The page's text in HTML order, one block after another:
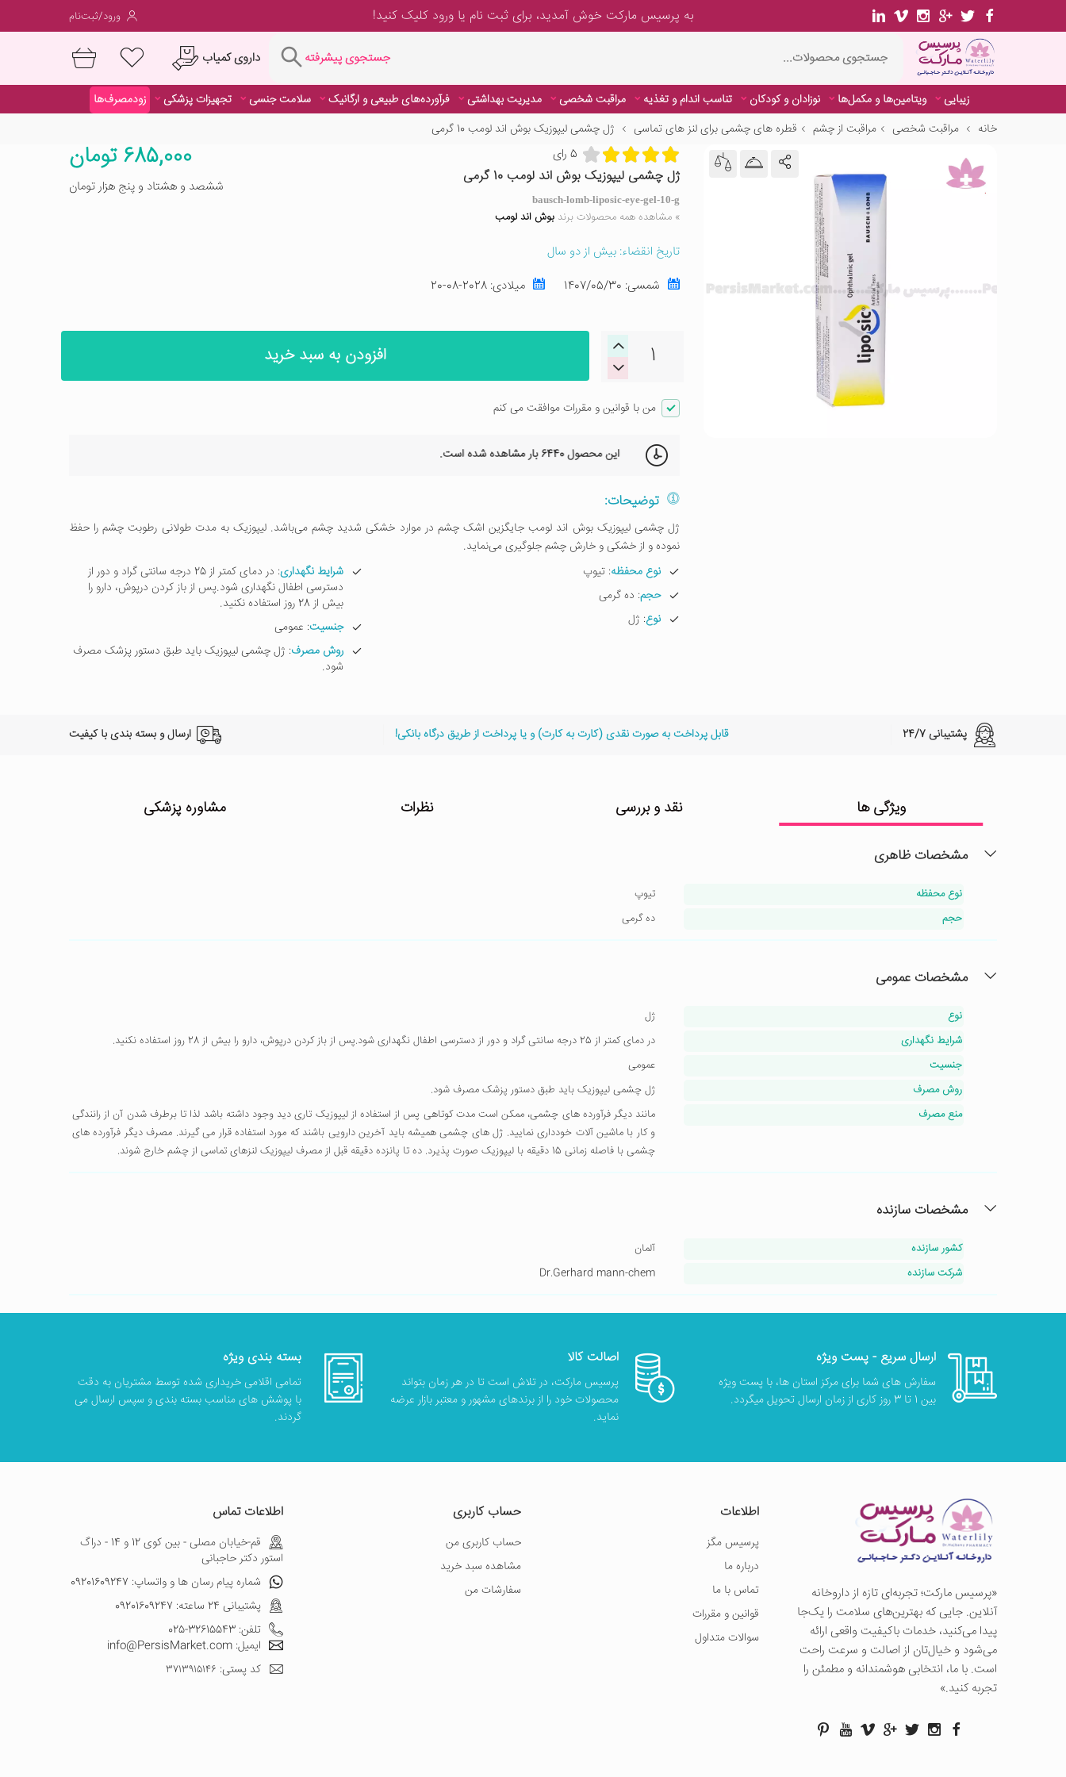
داروی کمیاب
زیبایی ویتامین‌ها و مکمل‌ها نوزادان و کودکان تناسب اندام و تغذیه مراقبت شخصی مدیریت بهداشتی فرآورده‌های طبیعی و ارگانیک
به پرسیس مارکت خوش آمدید، برایثبت نام یا ورودکلیک کنید! ورود/ثبت‌نام
جستجوی پیشرفته داروی کمیاب
زیبایی ویتامین‌ها و مکمل‌ها نوزادان و کودکان تناسب اندام و تغذیه مراقبت شخصی مدیریت بهداشتی فرآورده‌های طبیعی و ارگانیک سلامت جنسی تجهیزات پزشکی
زودمصرف‌ها
خانه
مراقبت شخصی مراقبت از چشم قطره های چشمی برای لنز های تماسی ژل چشمی لیپوزیک بوش اند لومب 10 گرمی
5 رای
ژل چشمی لیپوزیک بوش اند لومب 10 گرمی
bausch-lomb-liposic-eye-gel-10-g
» مشاهده همه محصولات برند بوش اند لومب
تاریخ انقضاء: بیش از دو سال
شمسی: 1407/05/30 میلادی: 2028-08-20
685,000 تومان
ششصد و هشتاد و پنج هزار تومان
افزودن به سبد خرید
من با قوانین و مقررات موافقت می کنم
این محصول6440 بار مشاهده شده است.
توضیحات:
ژل چشمی لیپوزیک بوش اند لومب جایگزین اشک چشم در موارد خشکی شدید چشم می‌باشد. لیپوزیک به مدت طولانی رطوبت چشم را حفظ
نموده و از خشکی و خارش چشم جلوگیری می‌نماید.
نوع محفظه: تیوپ
حجم: ده گرمی
نوع: ژل
شرایط نگهداری
: در دمای کمتر از 25 درجه سانتی گراد و دور از
دسترسی اطفال نگهداری شود.پس از باز کردن درپوش، دارو را
بیش از 28 روز استفاده نکنید.
جنسیت: عمومی
روش مصرف: ژل چشمی لیپوزیک باید طبق دستور پزشک مصرف
شود.
پشتیبانی 24/7 قابل پرداخت به صورت نقدی (کارت به کارت) و یا پرداخت از طریق درگاه بانکی! ارسال و بسته بندی با کیفیت
ویژگی ها نقد و بررسی نظرات مشاوره پزشکی
مشخصات ظاهری
نوع محفظه
تیوپ
حجم
ده گرمی
مشخصات عمومی
نوع
ژل
شرایط نگهداری
در دمای کمتر از 25 درجه سانتی گراد و دور از دسترسی اطفال نگهداری شود.پس از باز کردن درپوش، دارو را بیش از 28 روز استفاده نکنید.
جنسیت
عمومی
روش مصرف
ژل چشمی لیپوزیک باید طبق دستور پزشک مصرف شود.
منع مصرف
مانند دیگر فرآورده های چشمی، ممکن است مدت کوتاهی پس از استفاده از لیپوزیک تاری دید وجود داشته باشد لذا تا برطرف شدن آن از رانندگی
و کار با ماشین آلات خودداری نمایید. ژل های چشمی همیشه باید آخرین دارویی باشند که مورد استفاده قرار می گیرند. مصرف دیگر فرآورده های
چشمی با فاصله زمانی 15 دقیقه با لیپوزیک صورت پذیرد. ده تا پانزده دقیقه قبل از مصرف لیپوزیک لنزهای تماسی از چشم خارج شوند.
مشخصات سازنده
کشور سازنده
آلمان
شرکت سازنده
Dr.Gerhard mann-chem
ارسال سریع - پست ویژه
سفارش های شما برای مرکز استان ها، با پست ویژه
بین 1 تا 3 روز کاری از زمان ارسال تحویل میگردد.
اصالت کالا
پرسیس مارکت، در تلاش است تا در هر زمان بتواند
محصولات خود را از برندهای مشهور و معتبر بازار عرضه
نماید.
بسته بندی ویژه
تمامی اقلامی خریداری شده توسط مشتریان به دقت
با پوشش های مناسب بسته بندی و سپس ارسال می
گردند.
«پرسيس ماركت؛ تجربه‌ای تازه از داروخانه
آنلاین. جایی که بهترین‌های سلامت را یک‌جا
پیدا می‌کنید، خدمات باکیفیت واقعی ارائه
می‌شود و خیال‌تان از اصالت و سرعت راحت
است. با ما، انتخابی هوشمندانه و مطمئن را
تجربه کنید.»
اطلاعات
پرسیس مگز
درباره ما
تماس با ما
قوانین و مقررات
سوالات متداول
حساب کاربری
حساب کاربری من
مشاهده سبد خرید
سفارشات من
اطلاعات تماس
قم-خیابان مصلی - بین کوی 12 و 14 - دراگ
استور دکتر حاجبانی
شماره پیام رسان ها و واتساپ: 09201609247
پشتیبانی 24 ساعته: 09201609247
تلفن: 32615543-025
ایمیل: info@PersisMarket.com
کد پستی: ۳۷۱۳۹۱۵۱۴۶